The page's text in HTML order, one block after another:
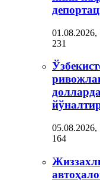
01.08.2026,
231
05.08.2026,
164